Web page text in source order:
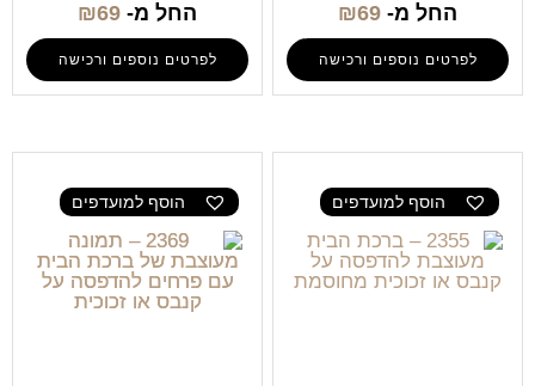
החל מ- ₪69
לפרטים נוספים ורכישה
החל מ- ₪69
לפרטים נוספים ורכישה
הוסף למועדפים הוסף למועדפים